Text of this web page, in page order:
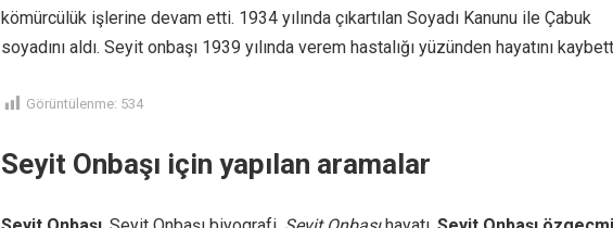
kömürcülük işlerine devam etti. 1934 yılında çıkartılan Soyadı Kanunu ile Çabuk
soyadını aldı. Seyit onbaşı 1939 yılında verem hastalığı yüzünden hayatını
Görüntülenme: 534
Seyit Onbaşı için yapılan aramalar